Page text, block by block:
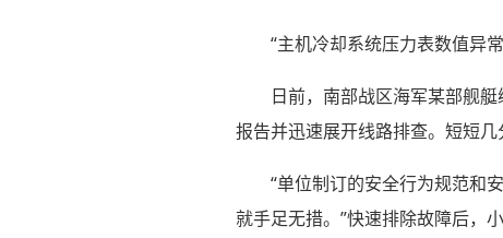
“主机冷却系统压力表数值异
日前，南部战区海军某部舰
报告并迅速展开线路排查。短短
“单位制订的安全行为规范和
就手足无措。”快速排除故障后，